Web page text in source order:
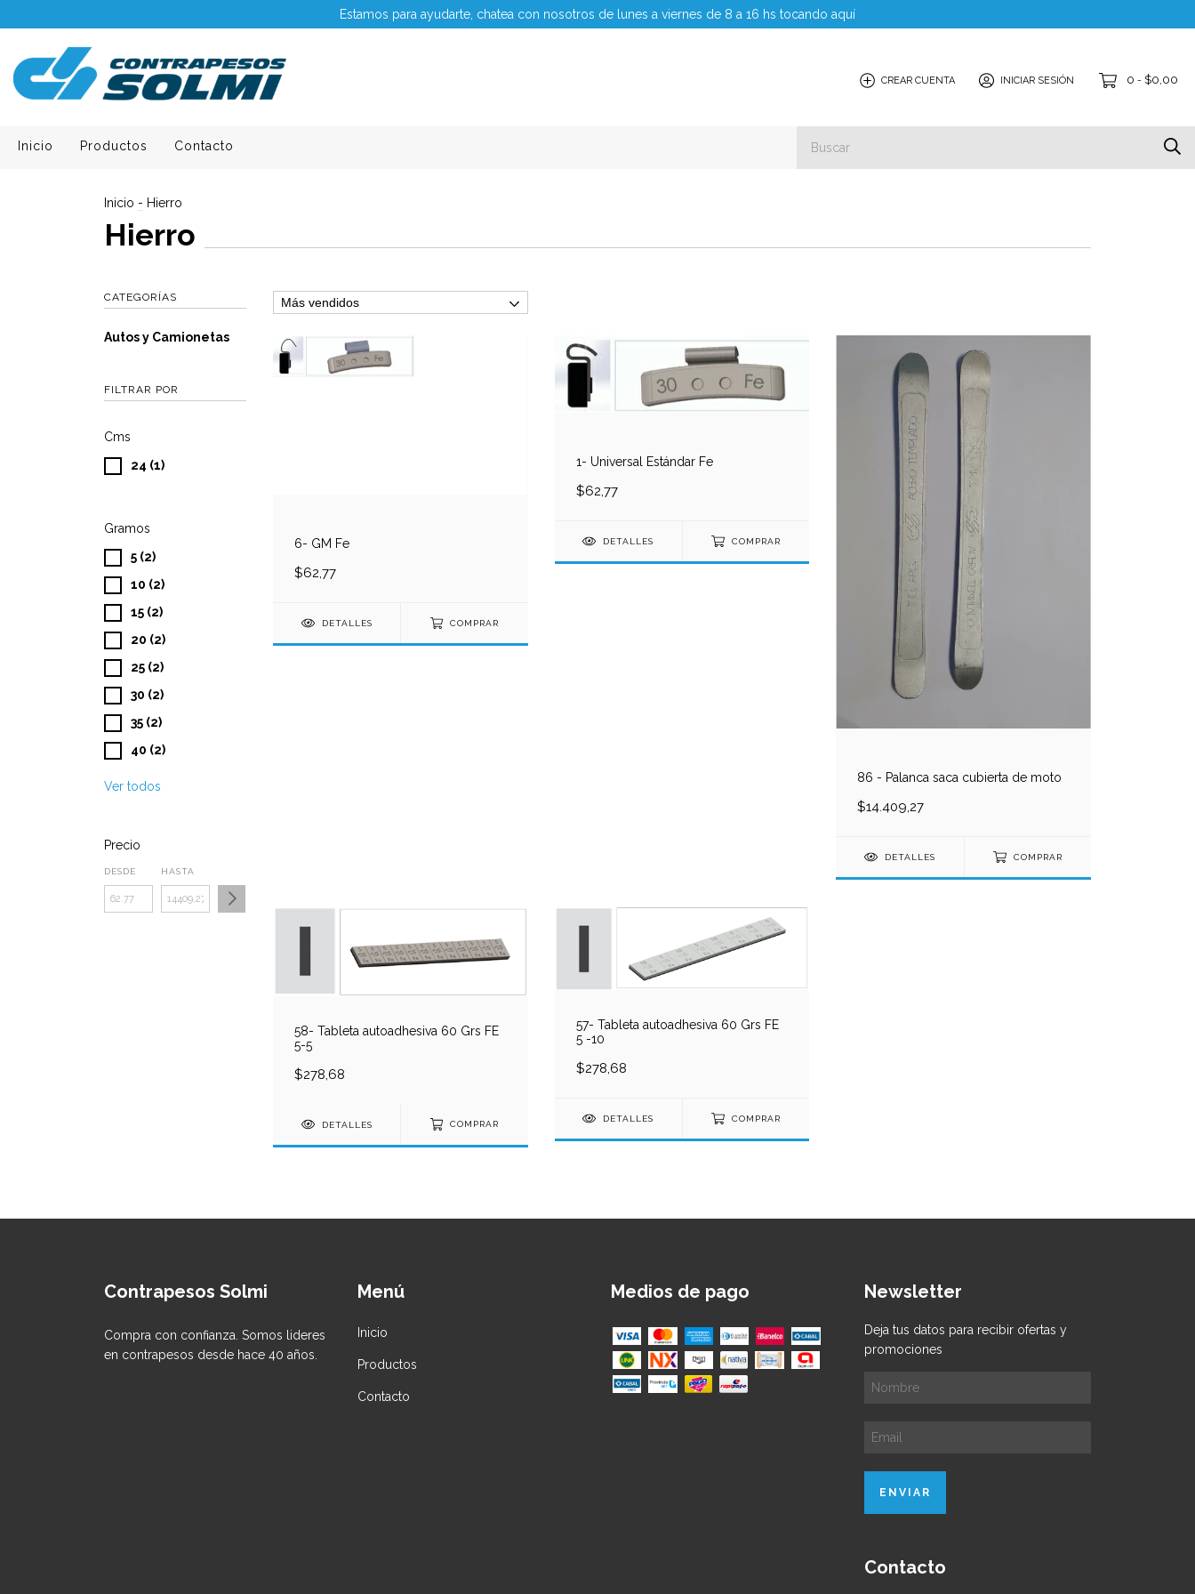
Estamos para ayudarte, chatea con nosotros de lunes a viernes de 8 a 16 hs tocando aquí
CREAR CUENTA INICIAR SESIÓN 0 - $0,00
Inicio Productos Contacto
Inicio - Hierro
Hierro
CATEGORÍAS
Autos y Camionetas
FILTRAR POR
Cms
24 (1)
Gramos
5 (2)
10 (2)
15 (2)
20 (2)
25 (2)
30 (2)
35 (2)
40 (2)
Ver todos
Precio
DESDE HASTA
6- GM Fe
$62,77
DETALLES COMPRAR
1- Universal Estándar Fe
$62,77
DETALLES COMPRAR
86 - Palanca saca cubierta de moto
$14.409,27
DETALLES COMPRAR
58- Tableta autoadhesiva 60 Grs FE
5-5
$278,68
DETALLES COMPRAR
57- Tableta autoadhesiva 60 Grs FE
5 -10
$278,68
DETALLES COMPRAR
Contrapesos Solmi
Compra con confianza. Somos lideres
en contrapesos desde hace 40 años.
Menú
Inicio
Productos
Contacto
Medios de pago Newsletter
Deja tus datos para recibir ofertas y
promociones
Contacto